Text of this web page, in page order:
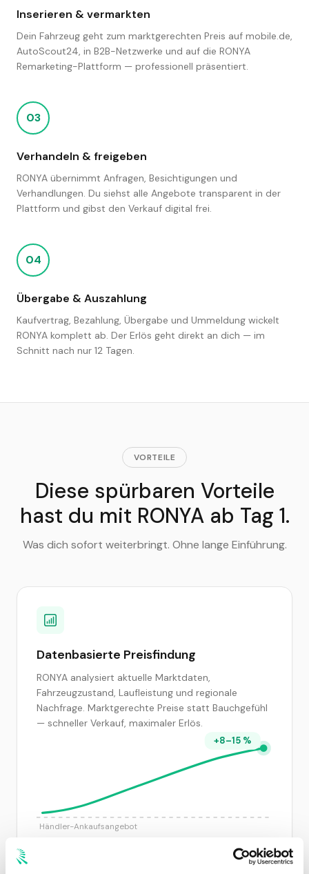
Inserieren & vermarkten
Dein Fahrzeug geht zum marktgerechten Preis auf mobile.de,
AutoScout24, in B2B-Netzwerke und auf die RONYA
Remarketing-Plattform — professionell präsentiert.
03
Verhandeln & freigeben
RONYA übernimmt Anfragen, Besichtigungen und
Verhandlungen. Du siehst alle Angebote transparent in der
Plattform und gibst den Verkauf digital frei.
04
Übergabe & Auszahlung
Kaufvertrag, Bezahlung, Übergabe und Ummeldung wickelt
RONYA komplett ab. Der Erlös geht direkt an dich — im
Schnitt nach nur 12 Tagen.
VORTEILE
Diese spürbaren Vorteile
hast du mit RONYA ab Tag 1.
Was dich sofort weiterbringt. Ohne lange Einführung.
Datenbasierte Preisfindung
RONYA analysiert aktuelle Marktdaten,
Fahrzeugzustand, Laufleistung und regionale
Nachfrage. Marktgerechte Preise statt Bauchgefühl
— schneller Verkauf, maximaler Erlös.
Händler-Ankaufsangebot
+8–15 %
RONYA-Vermarktung vs. Pauschal-Ankauf